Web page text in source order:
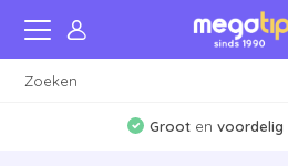
Groot envoordelig